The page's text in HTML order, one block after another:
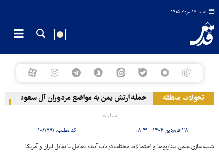
شنبه ۱۷ مرداد ۱۴۰۵
تحولات منطقه حمله ارتش یمن به مواضع مزدوران آل سعود رویترز:
سیاست
۲۸ فروردین ۱۴۰۴ - ۰۸:۴۱ کد مطلب: ۱۰۶۱۷۹۱
شبیه‌سازی علمی سناریوها و احتمالات مختلف در باب آینده تعامل یا تقابل ایران و آمریکا